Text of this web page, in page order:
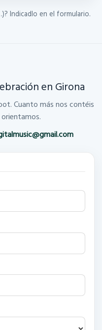
Indicadlo en el formulario.
en Girona
Cuanto más nos contéis